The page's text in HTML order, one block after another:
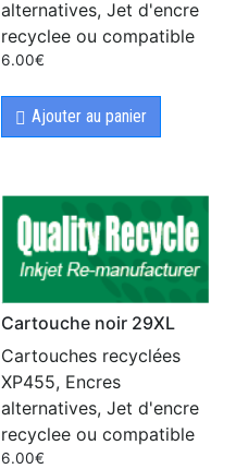
alternatives, Jet d'encre
recyclee ou compatible
6.00€
Ajouter au panier
Cartouche noir 29XL
Cartouches recyclées
XP455, Encres
alternatives, Jet d'encre
recyclee ou compatible
6.00€